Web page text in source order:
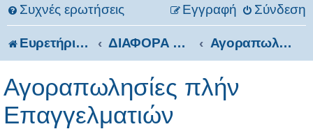
Συχνές ερωτήσεις Σύνδεση
Εγγραφή
Ευρετήριο Δ. Συζήτησης ΔΙΑΦΟΡΑ ΘΕΜΑΤΑ Αγοραπωλησίες πλήν Επαγγελματιών
Αγοραπωλησίες πλήν
Επαγγελματιών